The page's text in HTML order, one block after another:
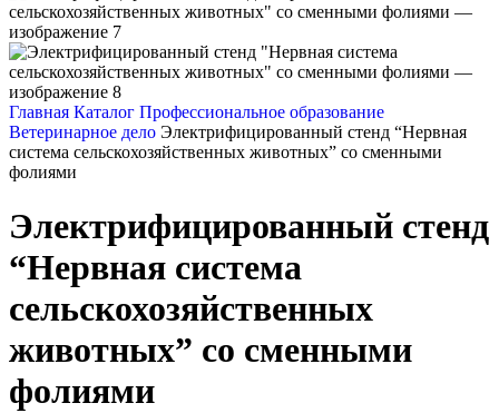
Главная Каталог Профессиональное образование
Ветеринарное дело Электрифицированный стенд “Нервная
система сельскохозяйственных животных” со сменными
фолиями
Электрифицированный стенд
“Нервная система
сельскохозяйственных
животных” со сменными
фолиями